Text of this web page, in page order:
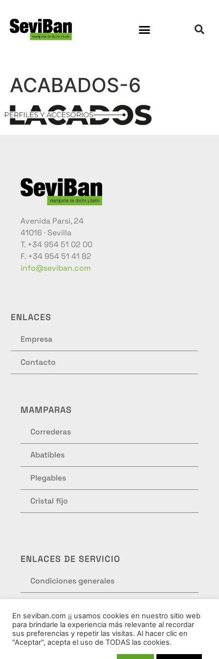
ACABADOS-6
Avenida Parsi, 24
41016 · Sevilla
T. +34 954 51 02 00
F. +34 954 51 41 82
info@seviban.com
ENLACES
Empresa
Contacto
MAMPARAS
Correderas
Abatibles
Plegables
Cristal fijo
ENLACES DE SERVICIO
Condiciones generales
Política de privacidad
En seviban.com ¡¡ usamos cookies en nuestro sitio web
para brindarle la experiencia más relevante al recordar
sus preferencias y repetir las visitas. Al hacer clic en
"Aceptar", acepta el uso de TODAS las cookies.